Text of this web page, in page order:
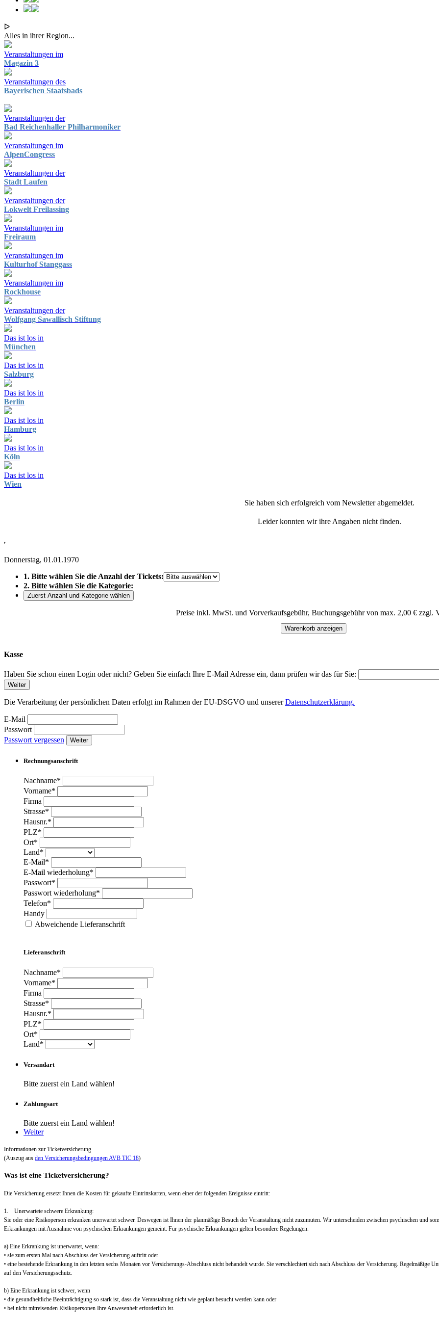
ᐅ
Alles in ihrer Region...
Veranstaltungen im
Magazin 3
Veranstaltungen des
Bayerischen Staatsbads
Veranstaltungen der
Bad Reichenhaller Philharmoniker
Veranstaltungen im
AlpenCongress
Veranstaltungen der
Stadt Laufen
Veranstaltungen der
Lokwelt Freilassing
Veranstaltungen im
Freiraum
Veranstaltungen im
Kulturhof Stanggass
Veranstaltungen im
Rockhouse
Veranstaltungen der
Wolfgang Sawallisch Stiftung
Das ist los in
München
Das ist los in
Salzburg
Das ist los in
Berlin
Das ist los in
Hamburg
Das ist los in
Köln
Das ist los in
Wien
Sie haben sich erfolgreich vom Newsletter abgemeldet.
Leider konnten wir ihre Angaben nicht finden.
,
Donnerstag, 01.01.1970
1. Bitte wählen Sie die Anzahl der Tickets:
2. Bitte wählen Sie die Kategorie:
Zuerst Anzahl und Kategorie wählen
Preise inkl. MwSt. und Vorverkaufsgebühr, Buchungsgebühr von max. 2,00 € zzgl.
Warenkorb anzeigen
Kasse
Haben Sie schon einen Login oder nicht? Geben Sie einfach Ihre E-Mail Adresse ein, dann prüfen wir das für Sie:
Weiter
Die Verarbeitung der persönlichen Daten erfolgt im Rahmen der EU-DSGVO und unsererDatenschutzerklärung.
E-Mail
Passwort
Passwort vergessen
Weiter
Rechnungsanschrift
Nachname*
Vorname*
Firma
Strasse*
Hausnr.*
PLZ*
Ort*
Land*
E-Mail*
E-Mail wiederholung*
Passwort*
Passwort wiederholung*
Telefon*
Handy
Abweichende Lieferanschrift
Lieferanschrift
Nachname*
Vorname*
Firma
Strasse*
Hausnr.*
PLZ*
Ort*
Land*
Versandart
Bitte zuerst ein Land wählen!
Zahlungsart
Bitte zuerst ein Land wählen!
Weiter
Informationen zur Ticketversicherung
(Auszug aus den Versicherungsbedingungen AVB TIC 18)
Was ist eine Ticketversicherung?
Die Versicherung ersetzt Ihnen die Kosten für gekaufte Eintrittskarten, wenn einer der folgenden Ereignisse eintritt:
1. Unerwartete schwere Erkrankung:
Sie oder eine Risikoperson erkranken unerwartet schwer. Deswegen ist Ihnen der planmäßige Besuch der Veranstaltung nicht zuzumuten. Wir unterscheiden zwischen psychischen und
Erkrankungen mit Ausnahme von psychischen Erkrankungen gemeint. Für psychische Erkrankungen gelten besondere Regelungen.
a) Eine Erkrankung ist unerwartet, wenn:
• sie zum ersten Mal nach Abschluss der Versicherung auftritt oder
• eine bestehende Erkrankung in den letzten sechs Monaten vor Versicherungs-Abschluss nicht behandelt wurde. Sie verschlechtert sich nach Abschluss der Versicherung. Regelmäßige
auf den Versicherungsschutz.
b) Eine Erkrankung ist schwer, wenn
• die gesundheitliche Beeinträchtigung so stark ist, dass die Veranstaltung nicht wie geplant besucht werden kann oder
• bei nicht mitreisenden Risikopersonen Ihre Anwesenheit erforderlich ist.